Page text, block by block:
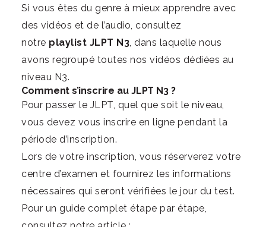
Si vous êtes du genre à mieux apprendre avec
des vidéos et de l’audio, consultez
notre playlist JLPT N3 , dans laquelle nous
avons regroupé toutes nos vidéos dédiées au
niveau N3.
Comment s’inscrire au JLPT N3 ?
Pour passer le JLPT, quel que soit le niveau,
vous devez vous inscrire en ligne pendant la
période d’inscription.
Lors de votre inscription, vous réserverez votre
centre d’examen et fournirez les informations
nécessaires qui seront vérifiées le jour du test.
Pour un guide complet étape par étape,